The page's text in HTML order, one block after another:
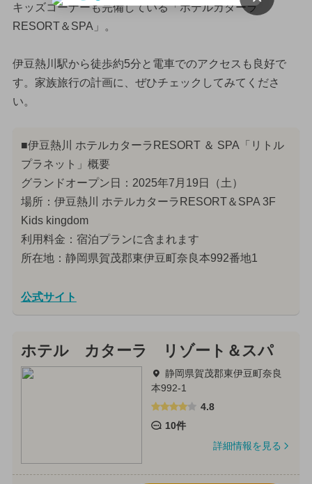
キッズコーナーも完備している「ホテルカターラ
RESORT＆SPA」。
伊豆熱川駅から徒歩約5分と電車でのアクセスも良好で
す。家族旅行の計画に、ぜひチェックしてみてくださ
い。
■伊豆熱川 ホテルカターラRESORT ＆ SPA「リトル
プラネット」概要
グランドオープン日：2025年7月19日（土）
場所：伊豆熱川 ホテルカターラRESORT＆SPA 3F
Kids kingdom
利用料金：宿泊プランに含まれます
所在地：静岡県賀茂郡東伊豆町奈良本992番地1
公式サイト
ホテル カターラ リゾート＆スパ
静岡県賀茂郡東伊豆町奈良
本992-1
4.8
10件
詳細情報を見る